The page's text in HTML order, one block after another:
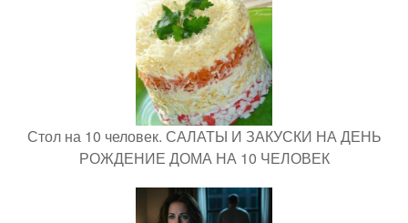
Стол на 10 человек. САЛАТЫ И ЗАКУСКИ НА ДЕНЬ
РОЖДЕНИЕ ДОМА НА 10 ЧЕЛОВЕК